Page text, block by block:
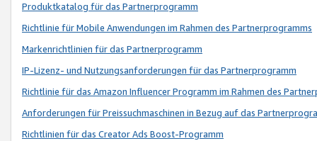
Produktkatalog für das Partnerprogramm
Richtlinie für Mobile Anwendungen im Rahmen des Partnerprogramms
Markenrichtlinien für das Partnerprogramm
IP-Lizenz- und Nutzungsanforderungen für das Partnerprogramm
Richtlinie für das Amazon Influencer Programm im Rahmen des
Anforderungen für Preissuchmaschinen in Bezug auf das
Richtlinien für das Creator Ads Boost-Programm